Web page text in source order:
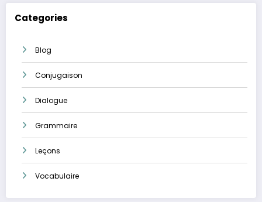
Categories
Blog
Conjugaison
Dialogue
Grammaire
Leçons
Vocabulaire